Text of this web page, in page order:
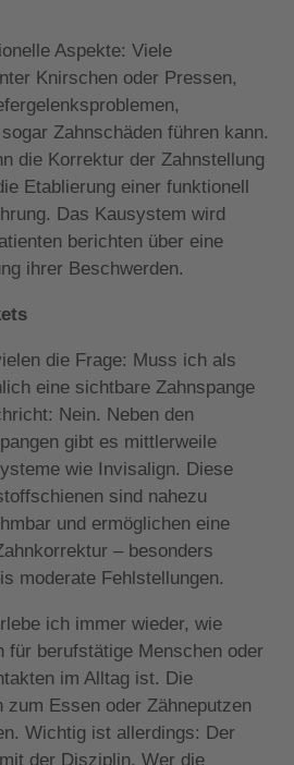
Aspekte: Viele
Knirschen oder Pressen,
Zahnschäden führen kann.
die Korrektur der Zahnstellung
Etablierung einer funktionell
Das Kausystem wird
berichten über eine
ihrer Beschwerden.
die Frage: Muss ich als
eine sichtbare Zahnspange
Nein. Neben den
gibt es mittlerweile
wie Invisalign. Diese
sind nahezu
und ermöglichen eine
– besonders
moderate Fehlstellungen.
ich immer wieder, wie
für berufstätige Menschen oder
im Alltag ist. Die
Essen oder Zähneputzen
Wichtig ist allerdings: Der
der Disziplin. Wer die